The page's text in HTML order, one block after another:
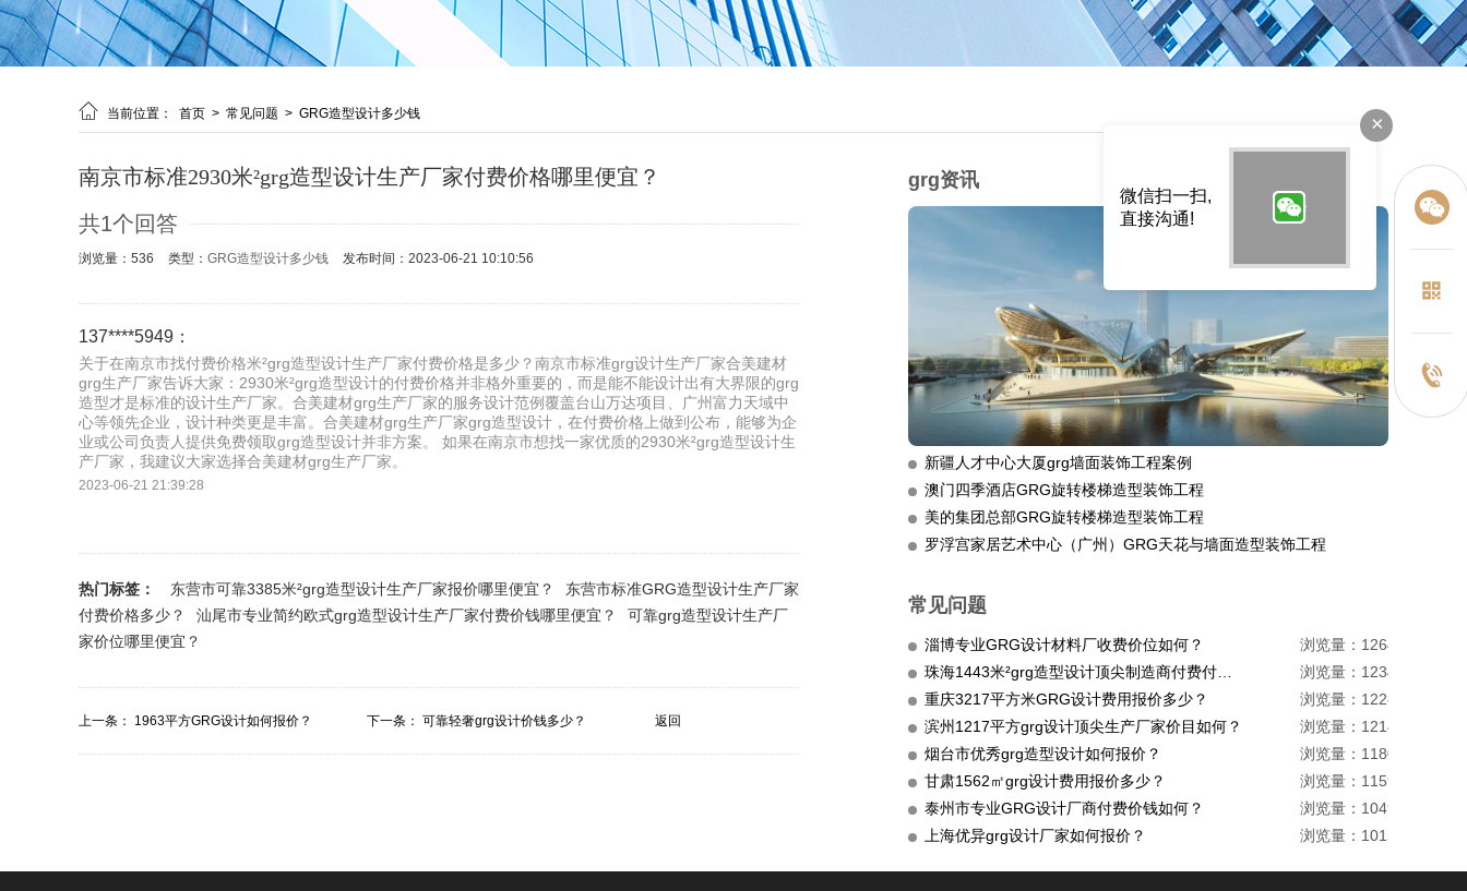
 当前位置： 首页 > 常见问题 > GRG造型设计多少钱
南京市标准2930米²grg造型设计生产厂家付费价格哪里便宜？
共1个回答
浏览量：536 类型： GRG造型设计多少钱 发布时间：2023-06-21 10:10:56
137****5949：
关于在南京市找付费价格米²grg造型设计生产厂家付费价格是多少？南京市标准grg设计生产厂家合美建材
grg生产厂家告诉大家：2930米²grg造型设计的付费价格并非格外重要的，而是能不能设计出有大界限的grg
造型才是标准的设计生产厂家。合美建材grg生产厂家的服务设计范例覆盖台山万达项目、广州富力天域中
心等领先企业，设计种类更是丰富。合美建材grg生产厂家grg造型设计，在付费价格上做到公布，能够为企
业或公司负责人提供免费领取grg造型设计并非方案。 如果在南京市想找一家优质的2930米²grg造型设计生
产厂家，我建议大家选择合美建材grg生产厂家。
2023-06-21 21:39:28
热门标签： 东营市可靠3385米²grg造型设计生产厂家报价哪里便宜？
东营市标准GRG造型设计生产厂家
付费价格多少？
汕尾市专业简约欧式grg造型设计生产厂家付费价钱哪里便宜？
可靠grg造型设计生产厂
家价位哪里便宜？
上一条： 1963平方GRG设计如何报价？ 下一条： 可靠轻奢grg设计价钱多少？ 返回
grg资讯
新疆人才中心大厦grg墙面装饰工程案例
澳门四季酒店GRG旋转楼梯造型装饰工程
美的集团总部GRG旋转楼梯造型装饰工程
罗浮宫家居艺术中心（广州）GRG天花与墙面造型装饰工程
常见问题
淄博专业GRG设计材料厂收费价位如何？
浏览量：1264
浏览量：1234
重庆3217平方米GRG设计费用报价多少？
浏览量：1228
滨州1217平方grg设计顶尖生产厂家价目如何？
浏览量：1214
烟台市优秀grg造型设计如何报价？
浏览量：1180
甘肃1562㎡grg设计费用报价多少？
浏览量：1159
泰州市专业GRG设计厂商付费价钱如何？
浏览量：1049
上海优异grg设计厂家如何报价？
浏览量：1015
×
微信扫一扫,
直接沟通!